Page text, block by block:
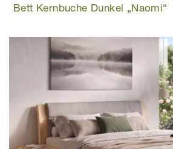
Bett Kernbuche Dunkel „Naomi“